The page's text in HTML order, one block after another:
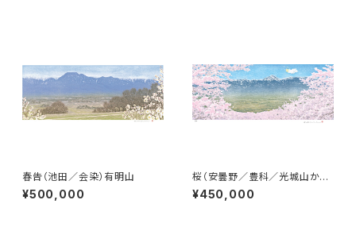
春告（池田／会染）有明山
¥500,000
桜（安曇野／豊科／光城山から）
常念岳
¥450,000